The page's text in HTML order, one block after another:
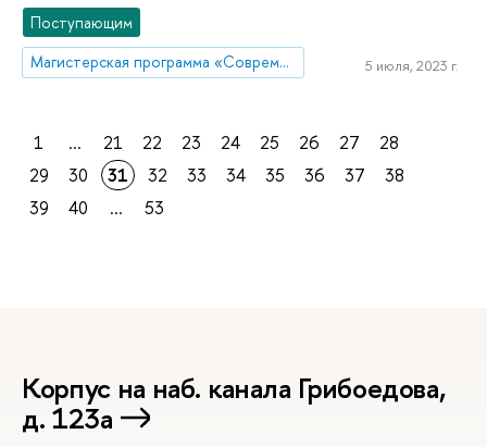
Поступающим
Магистерская программа «Современный социальный анализ»
5 июля, 2023 г.
1 ... 21 22 23 24 25 26 27
28
29
30 31 32 33 34 35 36 37
38
39
40 ... 53
Корпус на наб. канала Грибоедова,
д. 123а